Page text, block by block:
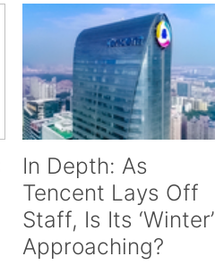
In Depth: As
Tencent Lays Off
Staff, Is Its ‘Winter’
Approaching?